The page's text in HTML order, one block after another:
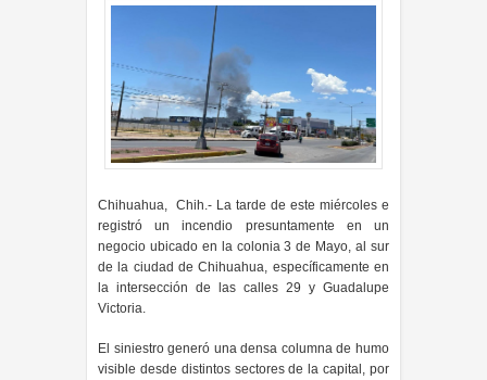
Chihuahua, Chih.- La tarde de este miércoles e
registró un incendio presuntamente en un
negocio ubicado en la colonia 3 de Mayo, al sur
de la ciudad de Chihuahua, específicamente en
la intersección de las calles 29 y Guadalupe
Victoria.
El siniestro generó una densa columna de humo
visible desde distintos sectores de la capital, por